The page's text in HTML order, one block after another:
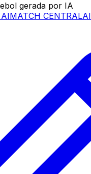
gerada por IA
MATCH CENTRALAI